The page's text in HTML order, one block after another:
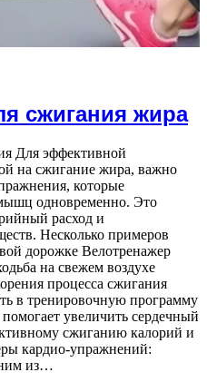
сжигания жира
Для эффективной
на сжигание жира, важно
которые
одновременно. Это
расход и
Несколько примеров
дорожке Велотренажер
на свежем воздухе
процесса сжигания
в тренировочную программу
увеличить сердечный
сжиганию калорий и
кардио-упражнений:
из…